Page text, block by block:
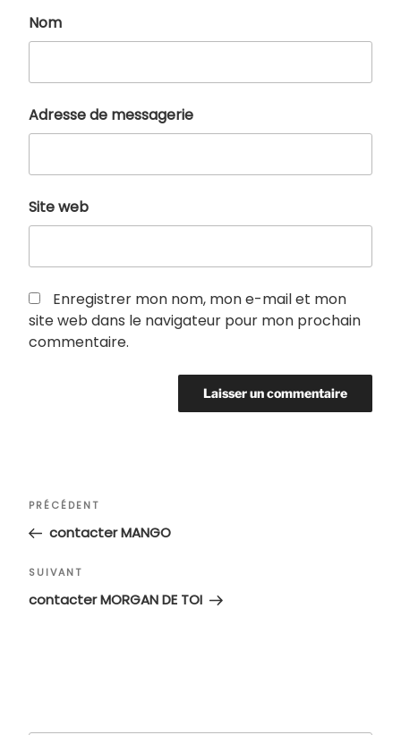
Nom
Adresse de messagerie
Site web
Enregistrer mon nom, mon e-mail et mon
site web dans le navigateur pour mon prochain
commentaire.
Navigation
l’article
Article
précédent
PRÉCÉDENT
contacter MANGO
Article
suivant
SUIVANT
contacter MORGAN DE TOI